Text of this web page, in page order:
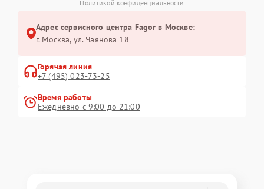
Политикой конфиденциальности
Адрес сервисного центра Fagor в Москве:
г. Москва, ул. Чаянова 18
Горячая линия
+7 (495) 023-73-25
Время работы
Ежедневно с 9:00 до 21:00